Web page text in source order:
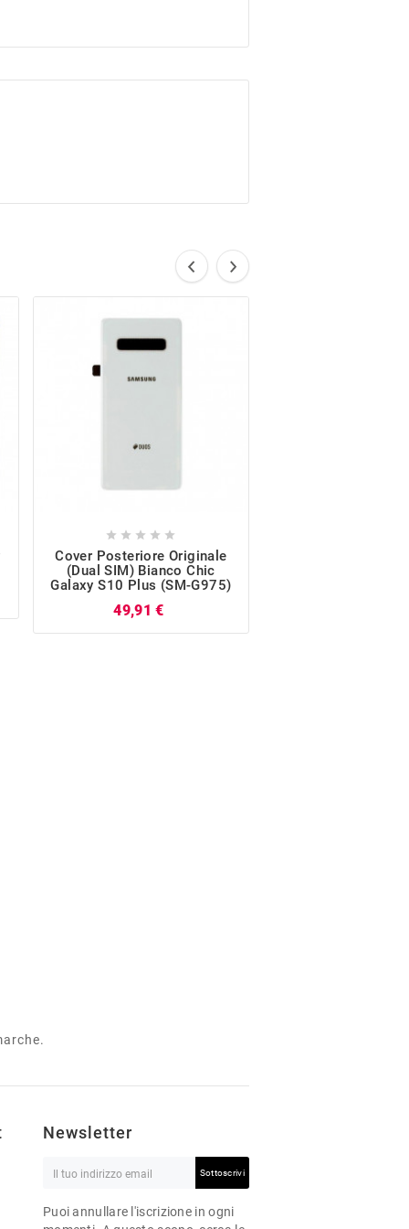
    
Cover Posteriore Originale
(Dual SIM) Bianco Chic
Galaxy S10 Plus (SM-G975)
49,91 €
Newsletter
Sottoscrivi
Puoi annullare l'iscrizione in ogni